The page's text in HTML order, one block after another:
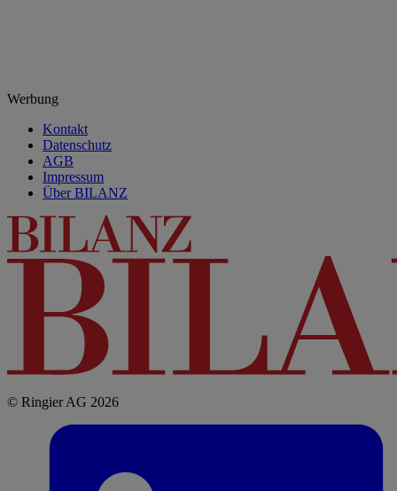
Werbung
Kontakt
Datenschutz
AGB
Impressum
Über BILANZ
© Ringier AG 2026